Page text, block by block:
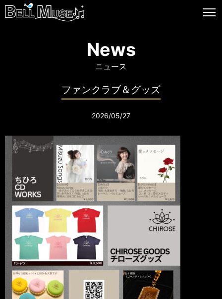
News
ニュース
ファンクラブ＆グッズ
2026/05/27